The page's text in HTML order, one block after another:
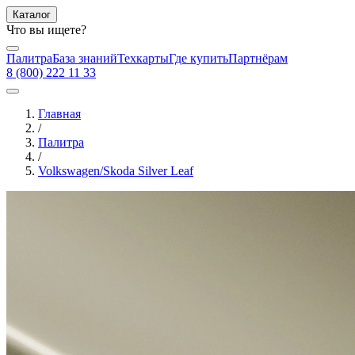
Каталог
Что вы ищете?
ПалитраБаза знанийТехкартыГде купитьПартнёрам
8 (800) 222 11 33
Главная
/
Палитра
/
Volkswagen/Skoda Silver Leaf